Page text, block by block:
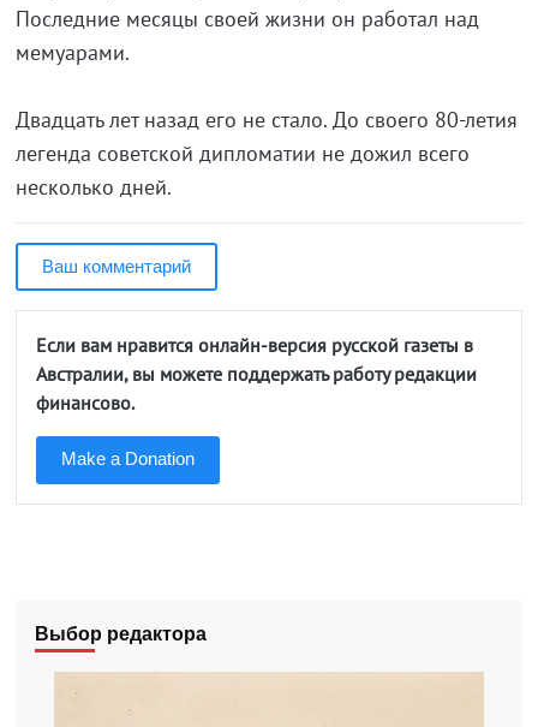
Последние месяцы своей жизни он работал над
мемуарами.
Двадцать лет назад его не стало. До своего 80-летия
легенда советской дипломатии не дожил всего
несколько дней.
Ваш комментарий
Если вам нравится онлайн-версия русской газеты в
Австралии, вы можете поддержать работу редакции
финансово.
Make a Donation
Выбор редактора